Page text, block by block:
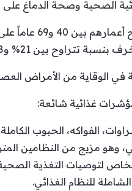
الصحية وصحة الدماغ
تتراوح بين 21% و28%.
في الوقاية من الأمراض
غذائية شائعة: